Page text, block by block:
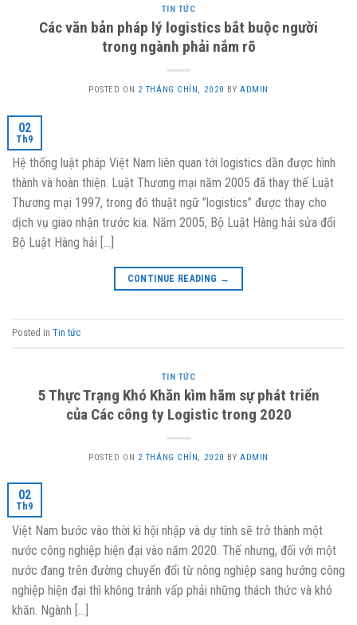
TIN TỨC
Các văn bản pháp lý logistics bắt buộc người
trong ngành phải nắm rõ
POSTED ON 2 THÁNG CHÍN, 2020 BYADMIN
02
Th9
Hệ thống luật pháp Việt Nam liên quan tới logistics dần được hình
thành và hoàn thiện. Luật Thương mại năm 2005 đã thay thế Luật
Thương mại 1997, trong đó thuật ngữ ”logistics” được thay cho
dịch vụ giao nhận trước kia. Năm 2005, Bộ Luật Hàng hải sửa đổi
Bộ Luật Hàng hải […]
CONTINUE READING →
Posted in Tin tức
TIN TỨC
5 Thực Trạng Khó Khăn kìm hãm sự phát triển
của Các công ty Logistic trong 2020
POSTED ON 2 THÁNG CHÍN, 2020 BYADMIN
02
Th9
Việt Nam bước vào thời kì hội nhập và dự tính sẽ trở thành một
nước công nghiệp hiện đại vào năm 2020. Thế nhưng, đối với một
nước đang trên đường chuyển đổi từ nông nghiệp sang hướng công
nghiệp hiện đại thì không tránh vấp phải những thách thức và khó
khăn. Ngành […]